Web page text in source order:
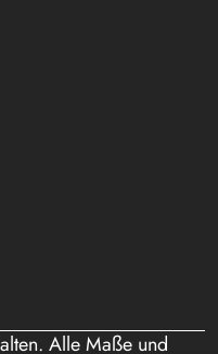
Alle Maße und